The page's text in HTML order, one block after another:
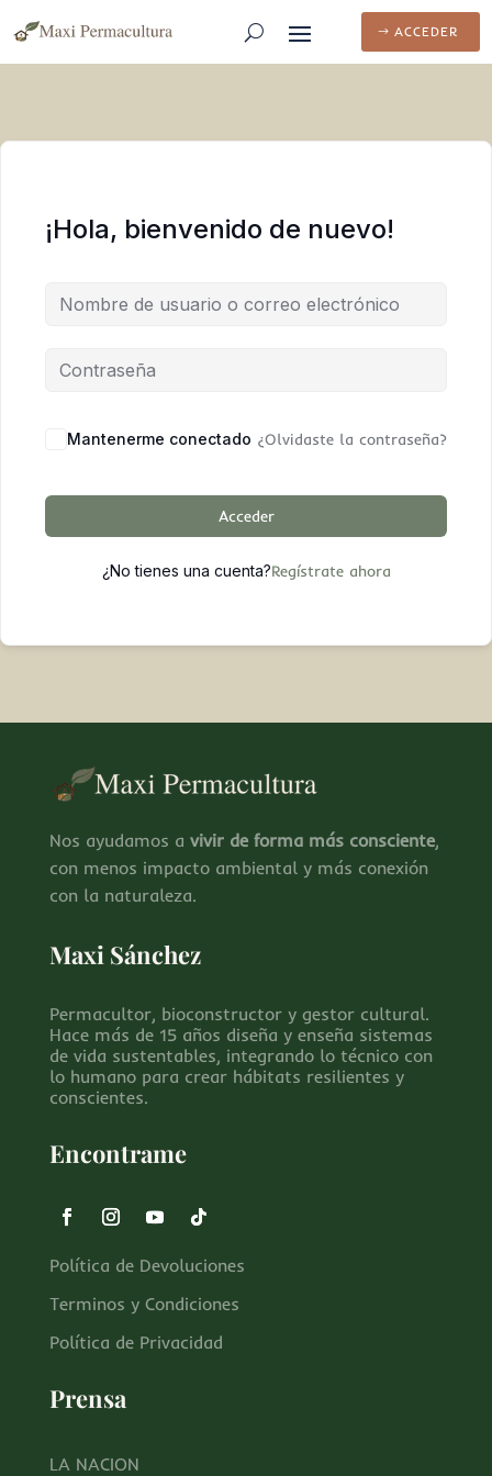
ACCEDER
¡Hola, bienvenido de nuevo!
Mantenerme conectado ¿Olvidaste la contraseña?
Acceder
¿No tienes una cuenta?Regístrate ahora
Nos ayudamos a vivir de forma más consciente,
con menos impacto ambiental y más conexión
con la naturaleza.
Maxi Sánchez
Permacultor, bioconstructor y gestor cultural.
Hace más de 15 años diseña y enseña sistemas
de vida sustentables, integrando lo técnico con
lo humano para crear hábitats resilientes y
conscientes.
Encontrame
Política de Devoluciones
Terminos y Condiciones
Política de Privacidad
Prensa
LA NACION